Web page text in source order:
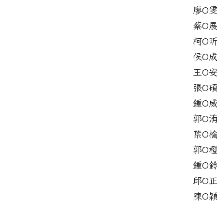
廖O雯
蔡O展
柯O
侯O成
王O安
張O碩
鍾O威
郭O洧
葉O
郭O
鍾O
邱O正
陳O穎